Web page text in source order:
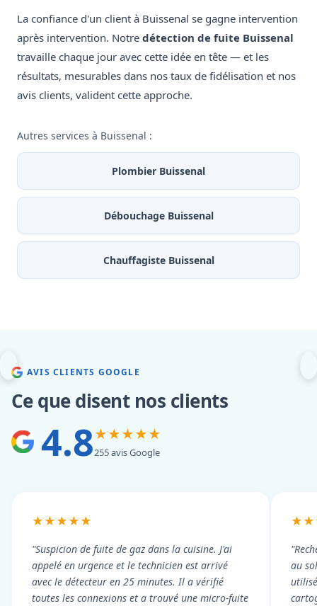
La confiance d'un client à Buissenal se gagne intervention
après intervention. Notre détection de fuite Buissenal
travaille chaque jour avec cette idée en tête — et les
résultats, mesurables dans nos taux de fidélisation et nos
avis clients, valident cette approche.
Autres services à Buissenal :
Plombier Buissenal
Débouchage Buissenal
Chauffagiste Buissenal
AVIS CLIENTS GOOGLE
Ce que disent nos clients
4.8★★★★★
255 avis Google
★★★★★
"Suspicion de fuite de gaz dans la cuisine. J'ai
appelé en urgence et le technicien est arrivé
avec le détecteur en 25 minutes. Il a vérifié
toutes les connexions et a trouvé une micro-fuite
au